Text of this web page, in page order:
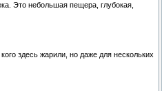
Это небольшая пещера, глубокая,
здесь жарили, но даже для нескольких